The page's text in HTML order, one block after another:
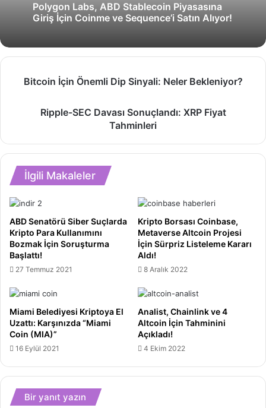
Polygon Labs, ABD Stablecoin Piyasasına
Giriş İçin Coinme ve Sequence’i Satın Alıyor!
Bitcoin İçin Önemli Dip Sinyali: Neler Bekleniyor?
Sonuçlandı:
XRP
Fiyat
Tahminleri
Ripple-SEC Davası Sonuçlandı: XRP Fiyat
Tahminleri
İlgili Makaleler
ABD Senatörü Siber Suçlarda
Kripto Para Kullanımını
Bozmak İçin Soruşturma
Başlattı!
27 Temmuz 2021
Kripto Borsası Coinbase,
Metaverse Altcoin Projesi
İçin Sürpriz Listeleme Kararı
Aldı!
8 Aralık 2022
Miami Belediyesi Kriptoya El
Uzattı: Karşınızda “Miami
Coin (MIA)”
16 Eylül 2021
Analist, Chainlink ve 4
Altcoin İçin Tahminini
Açıkladı!
4 Ekim 2022
Bir yanıt yazın